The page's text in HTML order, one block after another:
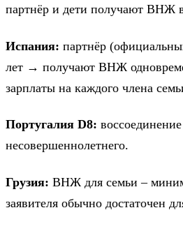
партнёр и дети получают ВНЖ
Испания: партнёр
лет → получают ВНЖ
зарплаты на каждого члена
Португалия D8:
несовершеннолетнего.
Грузия: ВНЖ для семьи –
заявителя обычно достаточен